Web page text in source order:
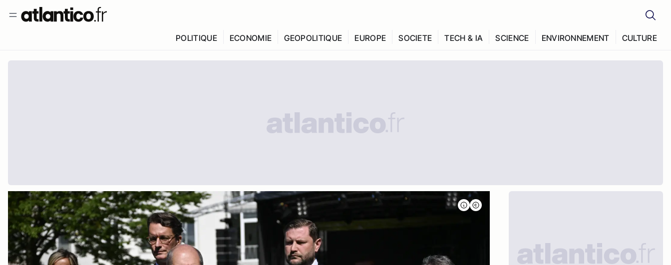
POLITIQUE ECONOMIE GEOPOLITIQUE EUROPE SOCIETE TECH & IA SCIENCE ENVIRONNEMENT CULTURE